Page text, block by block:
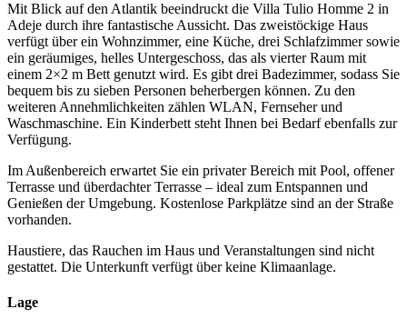
Mit Blick auf den Atlantik beeindruckt die Villa Tulio Homme 2 in
Adeje durch ihre fantastische Aussicht. Das zweistöckige Haus
verfügt über ein Wohnzimmer, eine Küche, drei Schlafzimmer sowie
ein geräumiges, helles Untergeschoss, das als vierter Raum mit
einem 2×2 m Bett genutzt wird. Es gibt drei Badezimmer, sodass Sie
bequem bis zu sieben Personen beherbergen können. Zu den
weiteren Annehmlichkeiten zählen WLAN, Fernseher und
Waschmaschine. Ein Kinderbett steht Ihnen bei Bedarf ebenfalls zur
Verfügung.
Im Außenbereich erwartet Sie ein privater Bereich mit Pool, offener
Terrasse und überdachter Terrasse – ideal zum Entspannen und
Genießen der Umgebung. Kostenlose Parkplätze sind an der Straße
vorhanden.
Haustiere, das Rauchen im Haus und Veranstaltungen sind nicht
gestattet. Die Unterkunft verfügt über keine Klimaanlage.
Lage